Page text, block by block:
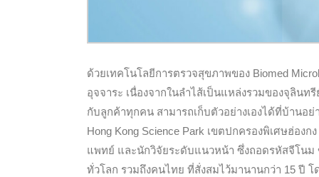
ด้วยเทคโนโลยีการตรวจสุขภาพของ Biomed
อุจจาระ เนื่องจากในลำไส้เป็นแหล่งรวมของจุลิน
กับลูกค้าทุกคน สามารถเก็บตัวอย่างเองได้ที่บ้านอย่
Hong Kong Science Park เขตปกครองพิเศษฮ่
แพทย์ และนักวิจัยระดับแนวหน้า ซึ่งถอดรหัสจีโนม
ทั่วโลก รวมถึงคนไทย ที่สั่งสมไว้มานานกว่า 15 ปี